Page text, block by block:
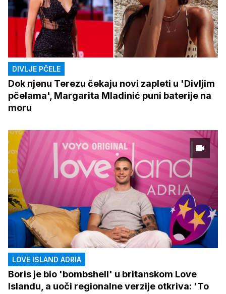
DIVLJE PČELE
Dok njenu Terezu čekaju novi zapleti u 'Divljim
pčelama', Margarita Mladinić puni baterije na
moru
LOVE ISLAND ADRIA
Boris je bio 'bombshell' u britanskom Love
Islandu, a uoči regionalne verzije otkriva: 'To